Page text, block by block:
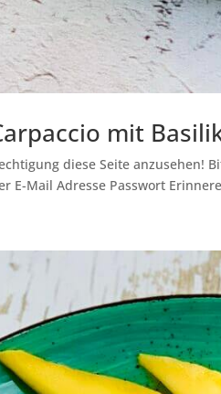
mit
diese Seite anzusehen!
E-Mail Adresse Passwort